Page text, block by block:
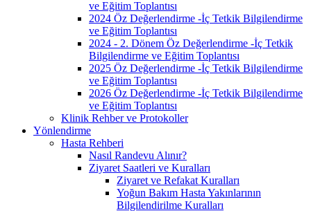
ve Eğitim Toplantısı
2024 Öz Değerlendirme -İç Tetkik Bilgilendirme
ve Eğitim Toplantısı
2024 - 2. Dönem Öz Değerlendirme -İç Tetkik
Bilgilendirme ve Eğitim Toplantısı
2025 Öz Değerlendirme -İç Tetkik Bilgilendirme
ve Eğitim Toplantısı
2026 Öz Değerlendirme -İç Tetkik Bilgilendirme
ve Eğitim Toplantısı
Klinik Rehber ve Protokoller
Yönlendirme
Hasta Rehberi
Nasıl Randevu Alınır?
Ziyaret Saatleri ve Kuralları
Ziyaret ve Refakat Kuralları
Yoğun Bakım Hasta Yakınlarının
Bilgilendirilme Kuralları